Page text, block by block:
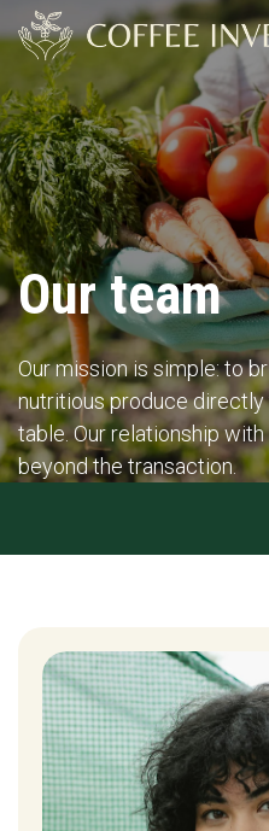
Our team
Our mission is simple: to
nutritious produce
table. Our relationship
beyond the transaction.